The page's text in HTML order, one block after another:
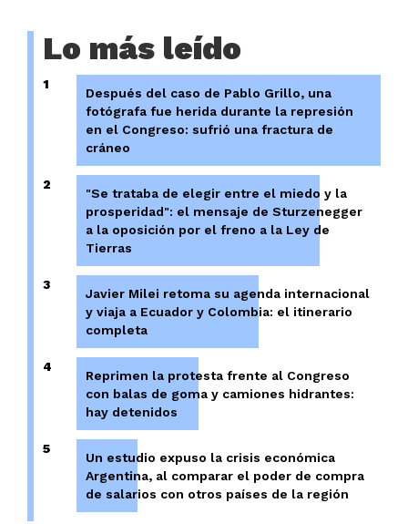
Lo más leído
1
Después del caso de Pablo Grillo, una
fotógrafa fue herida durante la represión
en el Congreso: sufrió una fractura de
cráneo
2
"Se trataba de elegir entre el miedo y la
prosperidad": el mensaje de Sturzenegger
a la oposición por el freno a la Ley de
Tierras
3
Javier Milei retoma su agenda internacional
y viaja a Ecuador y Colombia: el itinerario
completa
4
Reprimen la protesta frente al Congreso
con balas de goma y camiones hidrantes:
hay detenidos
5
Un estudio expuso la crisis económica
Argentina, al comparar el poder de compra
de salarios con otros países de la región